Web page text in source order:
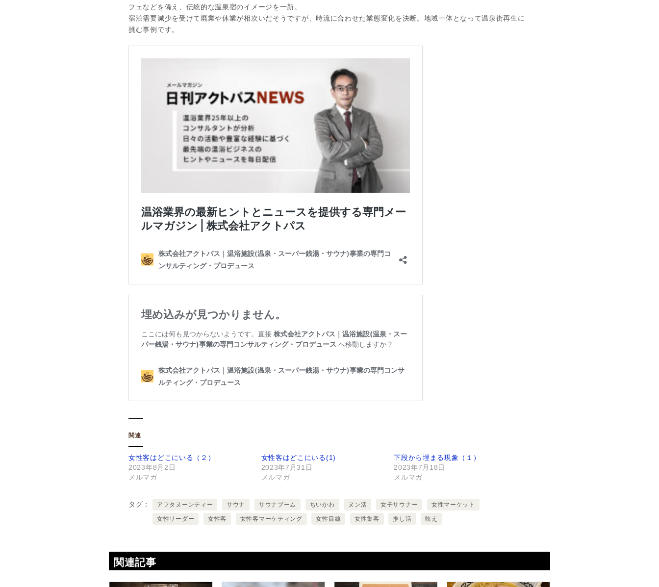
フェなどを備え、伝統的な温泉宿のイメージを一新。
宿泊需要減少を受けて廃業や休業が相次いだそうですが、時流に合わせた業態変化を決断。地域一体となって温泉街再生に
挑む事例です。
関連
女性客はどこにいる（２）
2023年8月2日
メルマガ
女性客はどこにいる(1)
2023年7月31日
メルマガ
下段から埋まる現象（１）
2023年7月18日
メルマガ
タグ アフタヌーンティー サウナ サウナブーム ちいかわ ヌン活 女子サウナー 女性マーケット
女性リーダー 女性客 女性客マーケティング 女性目線 女性集客 推し活 映え
関連記事